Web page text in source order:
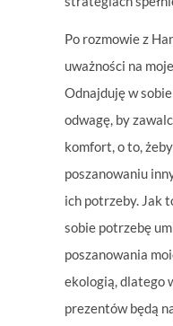
Po rozmowie z
uważności na
Odnajduję w
odwagę, by
komfort, o to,
poszanowaniu
ich potrzeby. Jak
sobie potrzebę
poszanowania
ekologią, dlatego
prezentów będą